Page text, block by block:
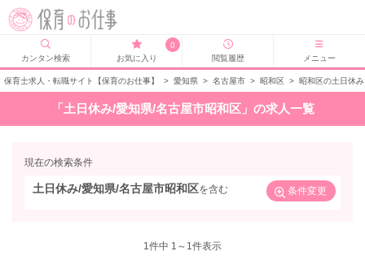
カンタン検索
0
お気に入り
閲覧履歴 メニュー
保育士求人・転職サイト【保育のお仕事】 > 愛知県 > 名古屋市 > 昭和区 > 昭和区の土日休み
「土日休み/愛知県/名古屋市昭和区」の求人一覧
現在の検索条件
土日休み/愛知県/名古屋市昭和区を含む 条件変更
1件中 1～1件表示